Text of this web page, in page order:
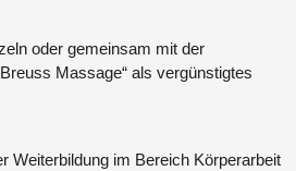
oder gemeinsam mit der
Massage“ als vergünstigtes
Weiterbildung im Bereich Körperarbeit